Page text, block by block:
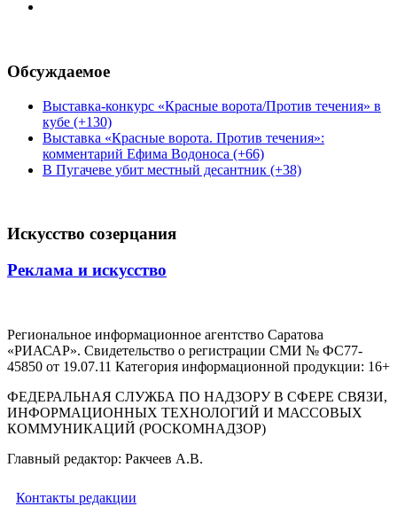
Обсуждаемое
Выставка-конкурс «Красные ворота/Против течения» в
кубе (+130)
Выставка «Красные ворота. Против течения»:
комментарий Ефима Водоноса (+66)
В Пугачеве убит местный десантник (+38)
Искусство созерцания
Реклама и искусство
Региональное информационное агентство Саратова
«РИАСАР». Свидетельство о регистрации СМИ № ФС77-
45850 от 19.07.11 Категория информационной продукции: 16+
ФЕДЕРАЛЬНАЯ СЛУЖБА ПО НАДЗОРУ В СФЕРЕ СВЯЗИ,
ИНФОРМАЦИОННЫХ ТЕХНОЛОГИЙ И МАССОВЫХ
КОММУНИКАЦИЙ (РОСКОМНАДЗОР)
Главный редактор: Ракчеев А.В.
Контакты редакции